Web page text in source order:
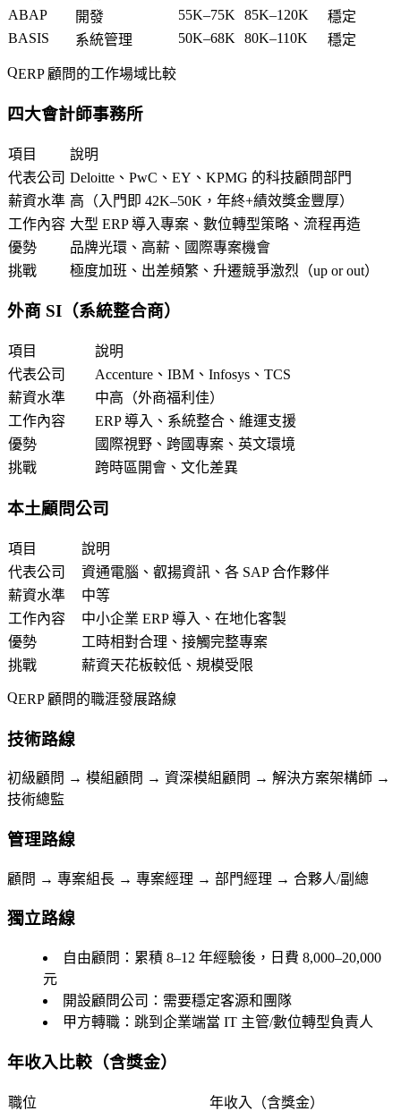
ABAP
開發 55K–75K 85K–120K
穩定
BASIS
系統管理 50K–68K 80K–110K 穩定
ERP 顧問的工作場域比較
四大會計師事務所
項目
說明
代表公司 Deloitte、PwC、EY、KPMG 的科技顧問部門
薪資水準 高（入門即 42K–50K，年終+績效獎金豐厚）
工作內容 大型 ERP 導入專案、數位轉型策略、流程再造
優勢
品牌光環、高薪、國際專案機會
挑戰
極度加班、出差頻繁、升遷競爭激烈（up or out）
外商 SI（系統整合商）
項目
說明
代表公司
Accenture、IBM、Infosys、TCS
薪資水準
中高（外商福利佳）
工作內容
ERP 導入、系統整合、維運支援
優勢
國際視野、跨國專案、英文環境
挑戰
跨時區開會、文化差異
本土顧問公司
項目
說明
代表公司
資通電腦、叡揚資訊、各 SAP 合作夥伴
薪資水準
中等
工作內容
中小企業 ERP 導入、在地化客製
優勢
工時相對合理、接觸完整專案
挑戰
薪資天花板較低、規模受限
ERP 顧問的職涯發展路線
技術路線
初級顧問 → 模組顧問 → 資深模組顧問 → 解決方案架構師 →
技術總監
管理路線
顧問 → 專案組長 → 專案經理 → 部門經理 → 合夥人/副總
獨立路線
自由顧問 ：累積 8–12 年經驗後，日費 8,000–20,000
元
開設顧問公司 ：需要穩定客源和團隊
甲方轉職 ：跳到企業端當 IT 主管/數位轉型負責人
年收入比較（含獎金）
職位
年收入（含獎金）